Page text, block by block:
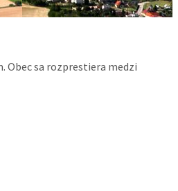
Obec sa rozprestiera medzi